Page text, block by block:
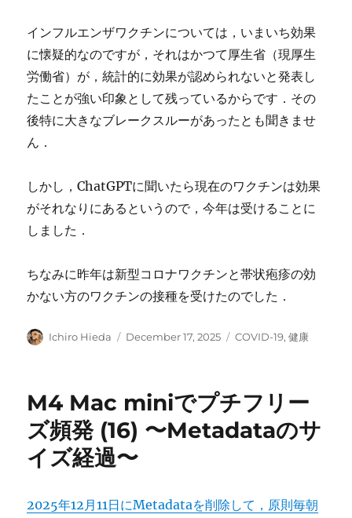
インフルエンザワクチンについては，いまいち効果
に懐疑的なのですが，それはかつて厚生省（現厚生
労働省）が，統計的に効果が認められないと発表し
たことが強い印象として残っているからです．その
後特に大きなブレークスルーがあったとも聞きませ
ん．
しかし，ChatGPTに聞いたら現在のワクチンは効果
がそれなりにあるというので，今年は受けることに
しました．
ちなみに昨年は新型コロナワクチンと帯状疱疹の効
かない方のワクチンの接種を受けたのでした．
Author
Ichiro Hieda
Posted
December 17, 2025 Categories
COVID-19,健康
M4 Mac miniでプチフリー
ズ頻発 (16) 〜Metadataのサ
イズ経過〜
2025年12月11日にMetadataを削除して，原則毎朝